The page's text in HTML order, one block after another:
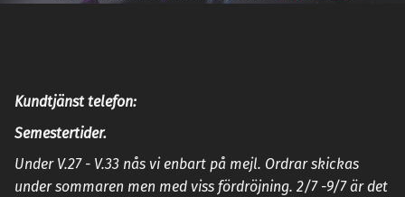
Kundtjänst telefon:
Semestertider.
Under V.27 - V.33 nås vi enbart på mejl. Ordrar skickas
under sommaren men med viss fördröjning. 2/7 -9/7 är det